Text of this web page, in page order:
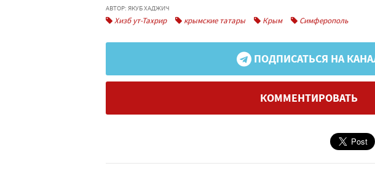
АВТОР: ЯКУБ ХАДЖИЧ
Хизб ут-Тахрир крымские татары Крым Симферополь
ПОДПИСАТЬСЯ НА
КОММЕНТИРОВАТЬ